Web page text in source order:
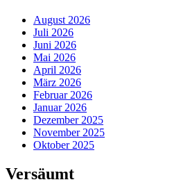
August 2026
Juli 2026
Juni 2026
Mai 2026
April 2026
März 2026
Februar 2026
Januar 2026
Dezember 2025
November 2025
Oktober 2025
Versäumt